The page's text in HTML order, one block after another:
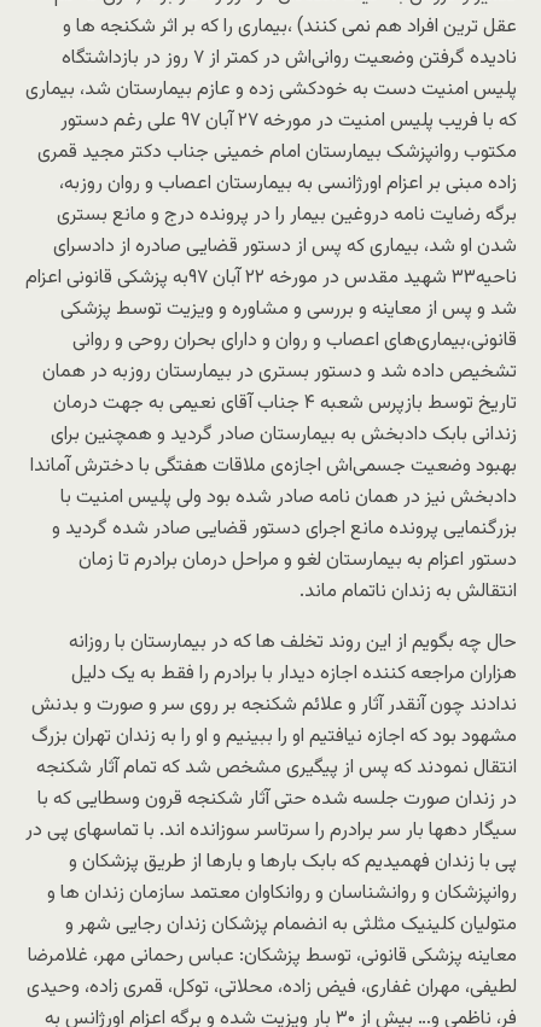
عقل ترین افراد هم نمی کنند) ،بیماری را که بر اثر شکنجه ها و
نادیده گرفتن وضعیت روانی‌اش در کمتر از ۷ روز در بازداشتگاه
پلیس امنیت دست به خودکشی زده و عازم بیمارستان شد، بیماری
که با فریب پلیس امنیت در مورخه ۲۷ آبان ۹۷ علی رغم دستور
مکتوب روانپزشک بیمارستان امام خمینی جناب دکتر مجید قمری
زاده مبنی بر اعزام اورژانسی به بیمارستان اعصاب و روان روزبه،
برگه رضایت نامه دروغین بیمار را در پرونده درج و مانع بستری
شدن او شد، بیماری که پس از دستور قضایی صادره از دادسرای
ناحیه۳۳ شهید مقدس در مورخه ۲۲ آبان ۹۷به پزشکی قانونی اعزام
شد و پس از معاینه و بررسی و مشاوره و ویزیت توسط پزشکی
قانونی،بیماری‌های اعصاب و روان و دارای بحران روحی و روانی
تشخیص داده شد و دستور بستری در بیمارستان روزبه در همان
تاریخ توسط بازپرس شعبه ۴ جناب آقای نعیمی به جهت درمان
زندانی بابک دادبخش به بیمارستان صادر گردید و همچنین برای
بهبود وضعیت جسمی‌اش اجازه‌ی ملاقات هفتگی با دخترش آماندا
دادبخش نیز در همان نامه صادر شده بود ولی پلیس امنیت با
بزرگنمایی پرونده مانع اجرای دستور قضایی صادر شده گردید و
دستور اعزام به بیمارستان لغو و مراحل درمان برادرم تا زمان
انتقالش به زندان ناتمام ماند.
حال چه بگویم از این روند تخلف ها که در بیمارستان با روزانه
هزاران مراجعه کننده اجازه دیدار با برادرم را فقط به یک دلیل
ندادند چون آنقدر آثار و علائم شکنجه بر روی سر و صورت و بدنش
مشهود بود که اجازه نیافتیم او را ببینیم و او را به زندان تهران بزرگ
انتقال نمودند که پس از پیگیری مشخص شد که تمام آثار شکنجه
در زندان صورت جلسه شده حتی آثار شکنجه قرون وسطایی که با
سیگار دهها بار سر برادرم را سرتاسر سوزانده اند. با تماسهای پی در
پی با زندان فهمیدیم که بابک بارها و بارها از طریق پزشکان و
روانپزشکان و روانشناسان و روانکاوان معتمد سازمان زندان ها و
متولیان کلینیک مثلثی به انضمام پزشکان زندان رجایی شهر و
معاینه پزشکی قانونی، توسط پزشکان: عباس رحمانی مهر، غلامرضا
لطیفی، مهران غفاری، فیض زاده، محلاتی، توکل، قمری زاده، وحیدی
فر، ناظمی و… بیش از ۳۰ بار ویزیت شده و برگه اعزام اورژانس به